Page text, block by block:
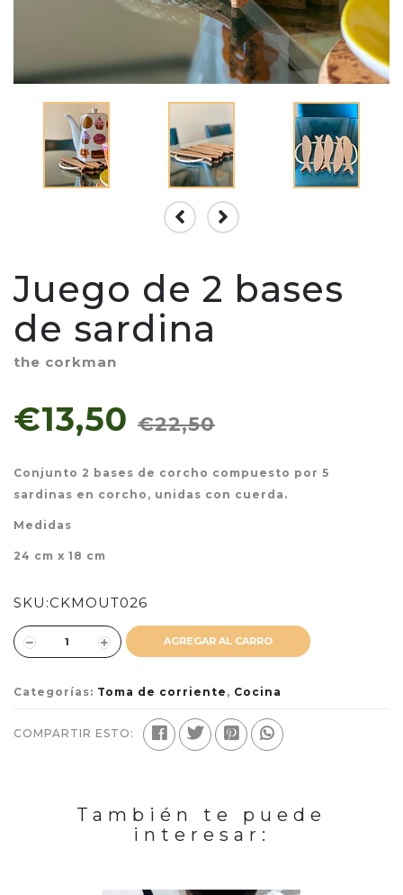
Juego de 2 bases
de sardina
the corkman
€13,50 €22,50
Conjunto 2 bases de corcho compuesto por 5
sardinas en corcho, unidas con cuerda.
Medidas
24 cm x 18 cm
SKU:CKMOUT026
AGREGAR AL CARRO
Categorías: Toma de corriente , Cocina
COMPARTIR ESTO:
También te puede
interesar: